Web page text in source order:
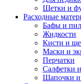
Щетки и
Расходные
Бафы и
Жидкости
Кисти и
Маски и
Перчатки
Салфетки
Шапочки и